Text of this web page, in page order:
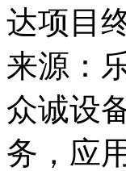
达项目
来源：
众诚设
务，应